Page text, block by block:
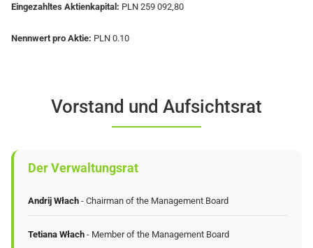
Eingezahltes Aktienkapital: PLN 259 092,80
Nennwert pro Aktie: PLN 0.10
Vorstand und Aufsichtsrat
Der Verwaltungsrat
Andrij Włach - Chairman of the Management Board
Tetiana Włach - Member of the Management Board